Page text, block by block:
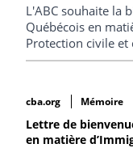
L'ABC souhaite la
Québécois en
Protection civile et
technologies en
cba.org Mémoire
Lettre de
en matière